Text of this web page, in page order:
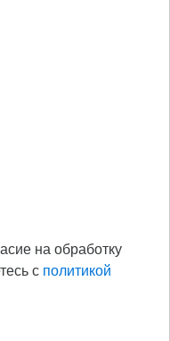
на обработку
с политикой